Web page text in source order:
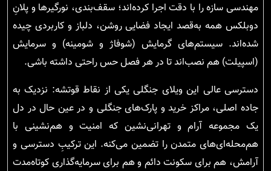
مهندسی سازه را با دقت اجرا کرده‌اند؛ سقف‌بندی، نورگیرها و پلانِ
دوبلکس همه به‌قصد ایجاد فضایی روشن، دلباز و کاربردی چیده
شده‌اند. سیستم‌های گرمایش (شوفاژ و شومینه) و سرمایش
(اسپیلت) هم نصب‌اند تا در هر فصل حس راحتی داشته باشی.
دسترسی عالی این ویلای جنگلی یکی از نقاط قوتشه: نزدیک به
جاده اصلی، مراکز خرید و پارک‌های جنگلی و در عین حال در دل
یک مجموعه آرام و تهرانی‌نشین که امنیت و هم‌نشینی با
هم‌محله‌ای‌های متمدن را تضمین می‌کنه. این ترکیبِ دسترسی و
آرامش، هم برای سکونت دائم و هم برای سرمایه‌گذاری کوتاه‌مدت